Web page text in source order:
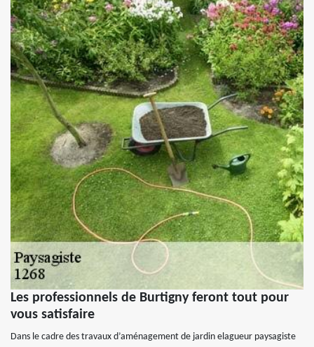
Les professionnels de Burtigny feront tout pour
vous satisfaire
Dans le cadre des travaux d’aménagement de jardin elagueur paysagiste